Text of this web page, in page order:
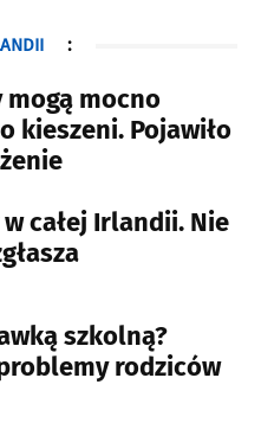
:
mogą mocno
kieszeni. Pojawiło
całej Irlandii. Nie
szkolną?
rodziców